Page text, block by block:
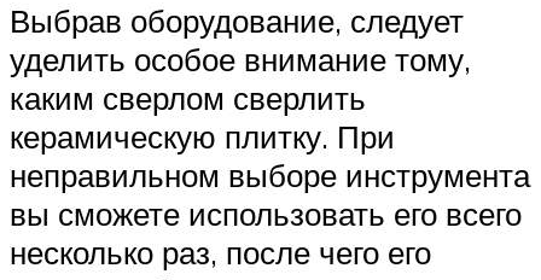
Выбрав оборудование, следует
уделить особое внимание тому,
каким сверлом сверлить
керамическую плитку. При
неправильном выборе инструмента
вы сможете использовать его всего
несколько раз, после чего его